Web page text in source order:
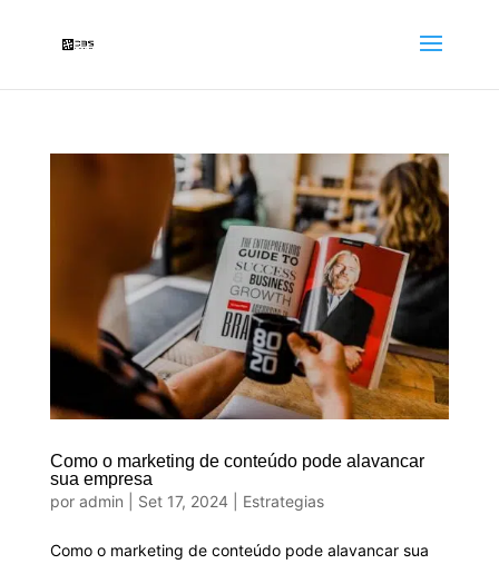
Como o marketing de conteúdo pode alavancar
sua empresa
por admin Set 17, 2024| Estrategias
Como o marketing de conteúdo pode alavancar sua